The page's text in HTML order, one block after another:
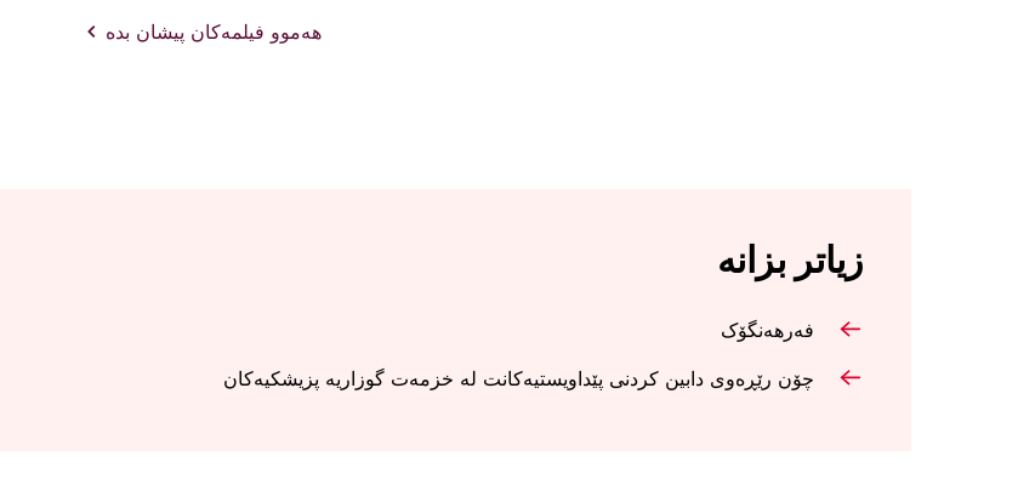
هەموو فیلمەکان پیشان بدە
زیاتر بزانە
فەرهەنگۆک
چۆن رێڕەوی دابین کردنی پێداویستیەکانت لە خزمەت گوزاریە پزیشکیەکان